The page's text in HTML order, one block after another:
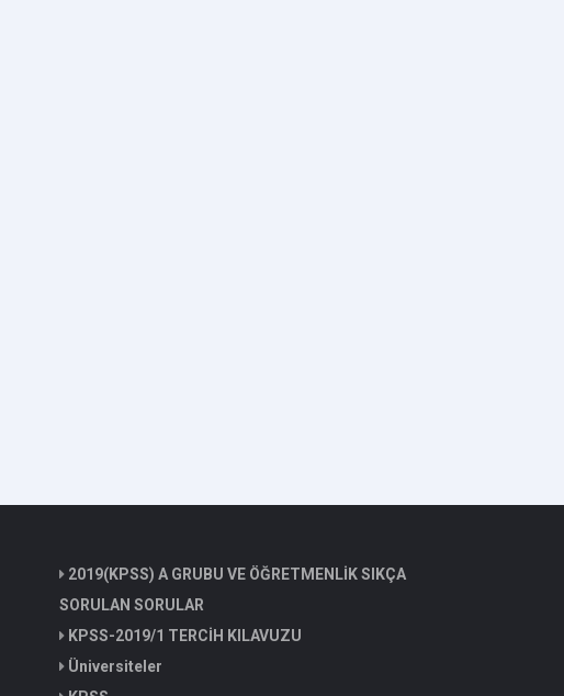
2019(KPSS) A GRUBU VE ÖĞRETMENLİK SIKÇA
SORULAN SORULAR
KPSS-2019/1 TERCİH KILAVUZU
Üniversiteler